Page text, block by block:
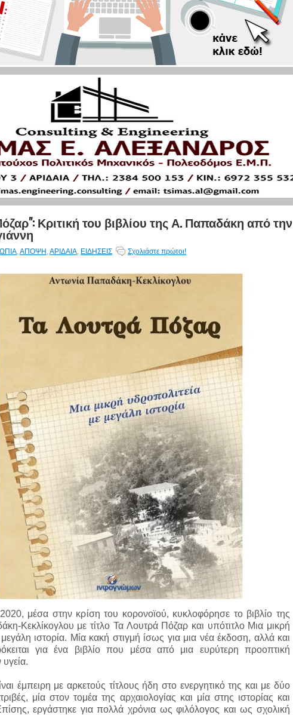
Κριτική του βιβλίου της Α. Παπαδάκη από την
,ΑΠΟΨΗ ,ΑΡΙΔΑΙΑ, ΕΙΔΗΣΕΙΣ Σχολιάστε πρώτοι!
μέσα στην κρίση του κορονοϊού, κυκλοφόρησε το βιβλίο της
Κεκλίκογλου με τίτλο Τα Λουτρά Πόζαρ και υπότιτλο Μια μικρή
ιστορία. Μία κακή στιγμή ίσως για μια νέα έκδοση, αλλά και
για ένα βιβλίο που μέσα από μια ευρύτερη προοπτική
υγεία.
έμπειρη με αρκετούς τίτλους ήδη στο ενεργητικό της και με δύο
μία στον τομέα της αρχαιολογίας και μία στης ιστορίας και
εργάστηκε για πολλά χρόνια ως φιλόλογος και ως σχολική